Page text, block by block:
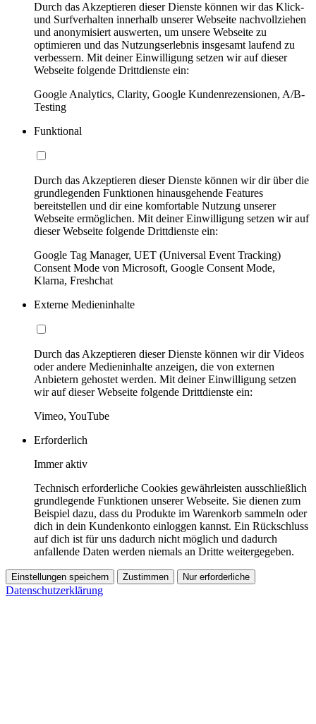
Durch das Akzeptieren dieser Dienste können wir das Klick-
und Surfverhalten innerhalb unserer Webseite nachvollziehen
und anonymisiert auswerten, um unsere Webseite zu
optimieren und das Nutzungserlebnis insgesamt laufend zu
verbessern. Mit deiner Einwilligung setzen wir auf dieser
Webseite folgende Drittdienste ein:
Google Analytics, Clarity, Google Kundenrezensionen, A/B-
Testing
Funktional
Durch das Akzeptieren dieser Dienste können wir dir über die
grundlegenden Funktionen hinausgehende Features
bereitstellen und dir eine komfortable Nutzung unserer
Webseite ermöglichen. Mit deiner Einwilligung setzen wir auf
dieser Webseite folgende Drittdienste ein:
Google Tag Manager, UET (Universal Event Tracking)
Consent Mode von Microsoft, Google Consent Mode,
Klarna, Freshchat
Externe Medieninhalte
Durch das Akzeptieren dieser Dienste können wir dir Videos
oder andere Medieninhalte anzeigen, die von externen
Anbietern gehostet werden. Mit deiner Einwilligung setzen
wir auf dieser Webseite folgende Drittdienste ein:
Vimeo, YouTube
Erforderlich
Immer aktiv
Technisch erforderliche Cookies gewährleisten ausschließlich
grundlegende Funktionen unserer Webseite. Sie dienen zum
Beispiel dazu, dass du Produkte im Warenkorb sammeln oder
dich in dein Kundenkonto einloggen kannst. Ein Rückschluss
auf dich ist für uns dadurch nicht möglich und dadurch
anfallende Daten werden niemals an Dritte weitergegeben.
Einstellungen speichern Zustimmen Nur erforderliche
Datenschutzerklärung